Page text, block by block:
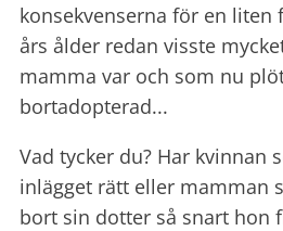
konsekvenserna för en liten
års ålder redan visste
mamma var och som nu
bortadopterad...
Vad tycker du? Har kvinnan
inlägget rätt eller mamman
bort sin dotter så snart hon